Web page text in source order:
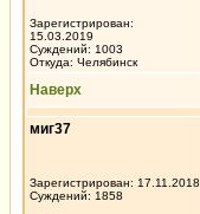
Зарегистрирован:
15.03.2019
Суждений: 1003
Откуда: Челябинск
Наверх
миг37
Зарегистрирован: 17.11.2018
Суждений: 1858